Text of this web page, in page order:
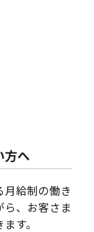
方へ
給制の働き
、お客さま
す。